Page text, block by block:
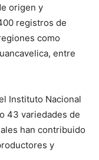
origen y
registros de
como
entre
Instituto Nacional
43 variedades de
han contribuido
y